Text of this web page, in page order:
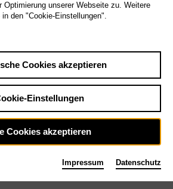
Optimierung unserer Webseite zu. Weitere
den "Cookie-Einstellungen".
Cookies akzeptieren
Einstellungen
Cookies akzeptieren
Impressum Datenschutz